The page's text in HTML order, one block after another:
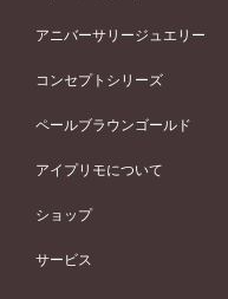
ピンクゴールド
ペールブラウンゴールド
ウェーブライン
V字ライン
ワンサイドメレ
ダブルサイドメレ
フェミニン
モード
50万円台～
40万円台～
30万円台～
婚約指輪 人気ランキング
婚約ネックレス
ピンクゴールド
ペールブラウンゴールド
ウェーブライン
V字ライン
ワンメレ
セベラルメレ
フェミニン
モード
50万円～
40万円～50万円
セットリング一覧
ピンクゴールド
ペールブラウンゴールド
エタニティリング
エタニティリング一覧
ピンクゴールド
ペールブラウンゴールド
アニバーサリージュエリー
アニバーサリージュエリー
アニバーサリージュエリー一
ファッションリング
ブレスレット
コンセプトシリーズ
コンセプトシリーズ
オリジンビリーフ
エトワル
ペールブラウンゴールド
アイプリモについて
アイプリモについて
パーソナルハンド診断
ショップ
店舗一覧
サービス